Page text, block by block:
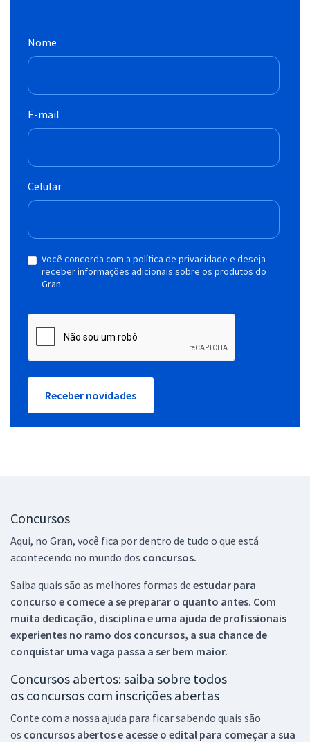
Nome
E-mail
Celular
Você concorda com a política de privacidade e deseja
receber informações adicionais sobre os produtos do
Gran.
Receber novidades
Concursos
Aqui, no Gran, você fica por dentro de tudo o que está
acontecendo no mundo dos concursos.
Saiba quais são as melhores formas de estudar para
concurso e comece a se preparar o quanto antes. Com
muita dedicação, disciplina e uma ajuda de profissionais
experientes no ramo dos concursos, a sua chance de
conquistar uma vaga passa a ser bem maior.
Concursos abertos: saiba sobre todos
os concursos com inscrições abertas
Conte com a nossa ajuda para ficar sabendo quais são
os concursos abertos e acesse o edital para começar a sua